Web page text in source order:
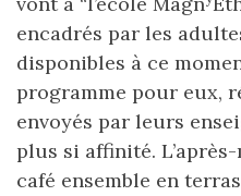
encadrés par les
disponibles à ce
programme pour eux,
envoyés par leurs
plus si affinité.
café ensemble en